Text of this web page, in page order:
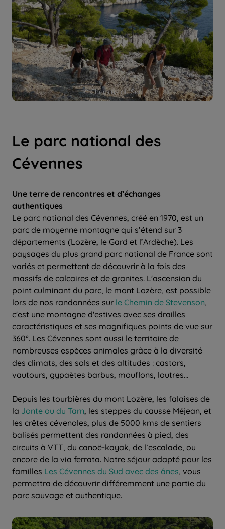
© Chemins du Sud
Le parc national des
Cévennes
Une terre de rencontres et d’échanges
authentiques
Le parc national des Cévennes, créé en 1970, est un
parc de moyenne montagne qui s’étend sur 3
départements (Lozère, le Gard et l’Ardèche). Les
paysages du plus grand parc national de France sont
variés et permettent de découvrir à la fois des
massifs de calcaires et de granites. L'ascension du
point culminant du parc, le mont Lozère, est possible
lors de nos randonnées sur le Chemin de Stevenson,
c'est une montagne d'estives avec ses drailles
caractéristiques et ses magnifiques points de vue sur
360°. Les Cévennes sont aussi le territoire de
nombreuses espèces animales grâce à la diversité
des climats, des sols et des altitudes : castors,
vautours, gypaètes barbus, mouflons, loutres...
Depuis les tourbières du mont Lozère, les falaises de
la Jonte ou du Tarn, les steppes du causse Méjean, et
les crêtes cévenoles, plus de 5000 kms de sentiers
balisés permettent des randonnées à pied, des
circuits à VTT, du canoë-kayak, de l’escalade, ou
encore de la via ferrata. Notre séjour adapté pour les
familles Les Cévennes du Sud avec des ânes, vous
permettra de découvrir différemment une partie du
parc sauvage et authentique.